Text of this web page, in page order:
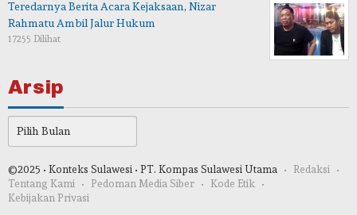
Teredarnya Berita Acara Kejaksaan, Nizar
Rahmatu Ambil Jalur Hukum
17255 Dilihat
Arsip
©2025 • Konteks Sulawesi • PT. Kompas Sulawesi Utama
Redaksi
Tentang Kami
Pedoman Media Siber
Kode Etik
Kebijakan Privasi